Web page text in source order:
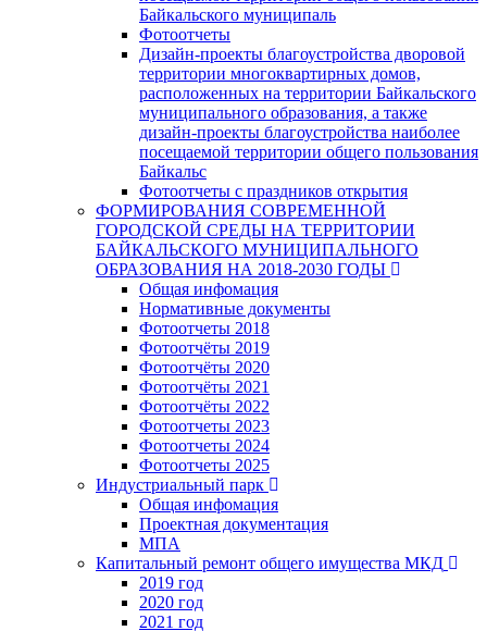
Байкальского муниципаль
Фотоотчеты
Дизайн-проекты благоустройства дворовой
территории многоквартирных домов,
расположенных на территории Байкальского
муниципального образования, а также
дизайн-проекты благоустройства наиболее
посещаемой территории общего пользования
Байкальс
Фотоотчеты с праздников открытия
ФОРМИРОВАНИЯ СОВРЕМЕННОЙ
ГОРОДСКОЙ СРЕДЫ НА ТЕРРИТОРИИ
БАЙКАЛЬСКОГО МУНИЦИПАЛЬНОГО
ОБРАЗОВАНИЯ НА 2018-2030 ГОДЫ
Общая инфомация
Нормативные документы
Фотоотчеты 2018
Фотоотчёты 2019
Фотоотчёты 2020
Фотоотчёты 2021
Фотоотчёты 2022
Фотоотчеты 2023
Фотоотчеты 2024
Фотоотчеты 2025
Индустриальный парк
Общая инфомация
Проектная документация
МПА
Капитальный ремонт общего имущества МКД
2019 год
2020 год
2021 год